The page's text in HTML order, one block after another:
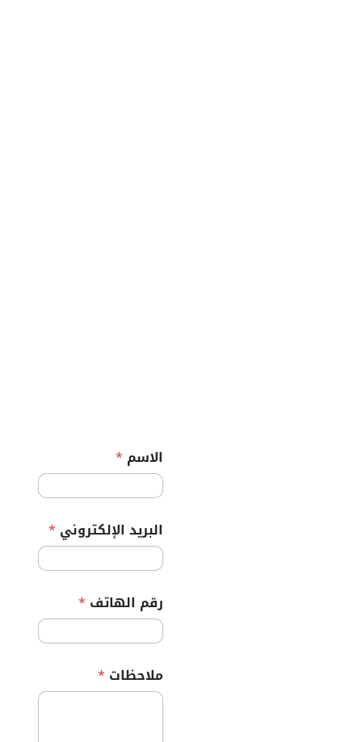
الاسم *
البريد الإلكتروني *
رقم الهاتف *
ل
ب
ملاحظات *